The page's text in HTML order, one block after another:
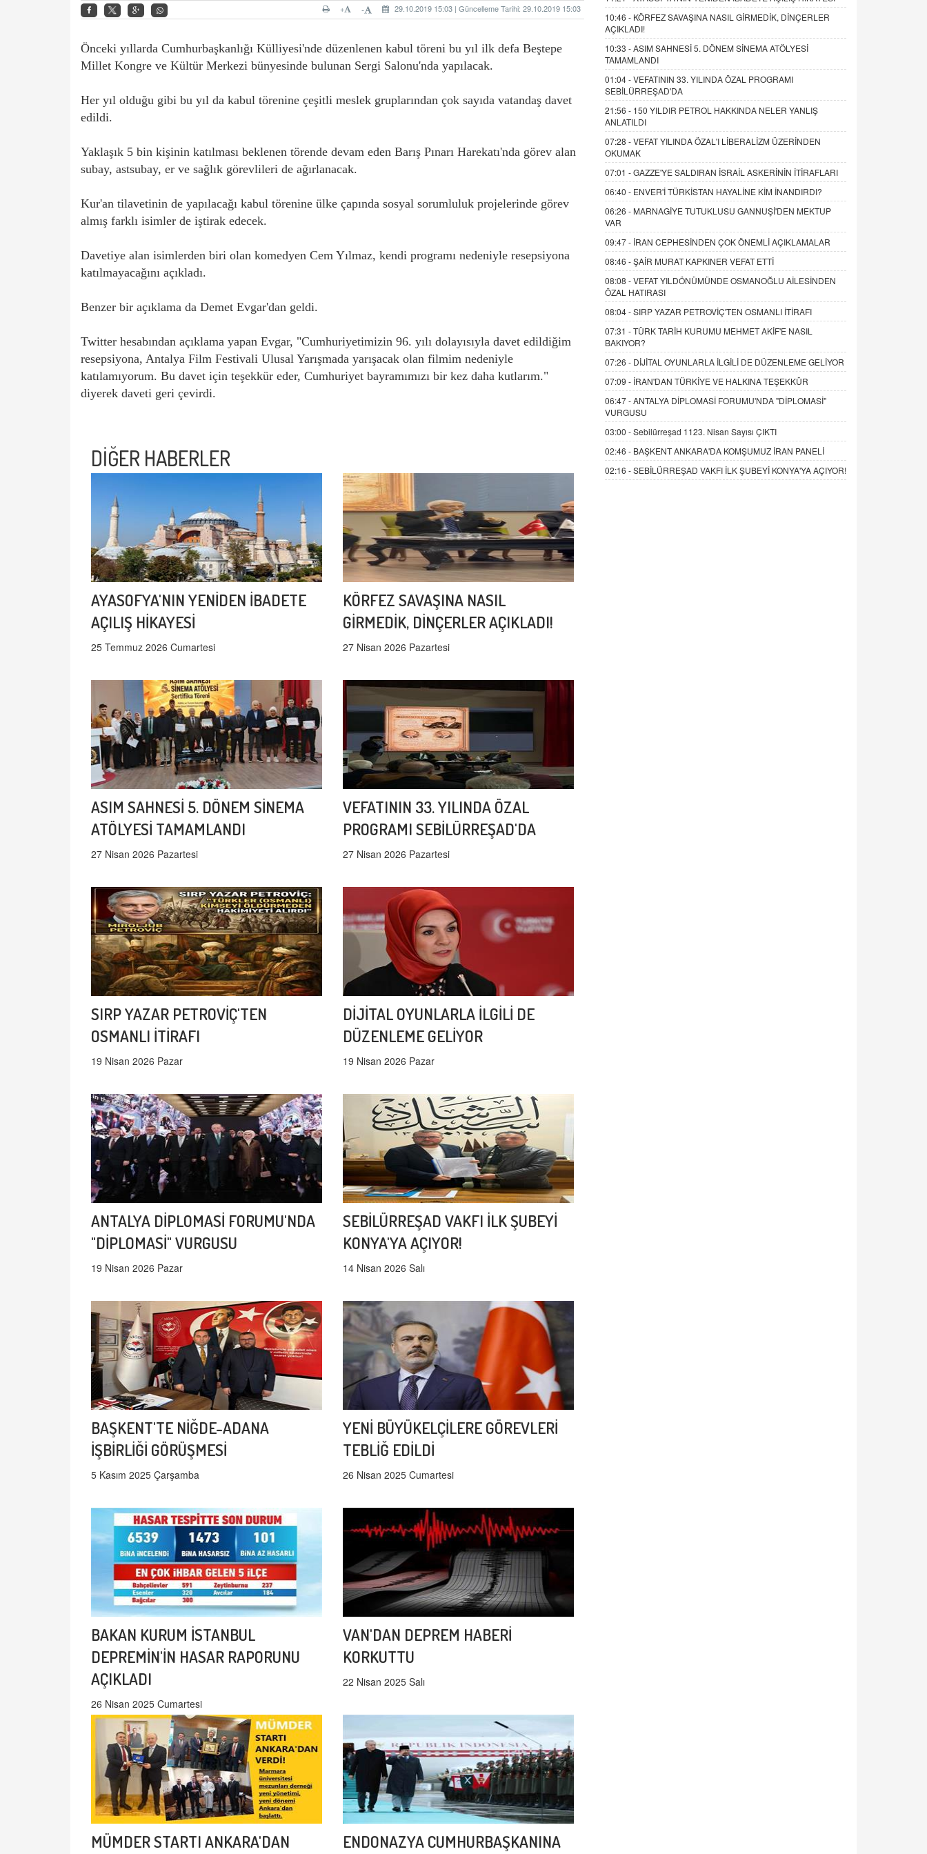
29.10.2019 15:03 | Güncelleme Tarihi: 29.10.2019 15:03
-
+
Önceki yıllarda Cumhurbaşkanlığı Külliyesi'nde düzenlenen kabul töreni bu yıl ilk defa Beştepe
Millet Kongre ve Kültür Merkezi bünyesinde bulunan Sergi Salonu'nda yapılacak.
Her yıl olduğu gibi bu yıl da kabul törenine çeşitli meslek gruplarından çok sayıda vatandaş davet
edildi.
Yaklaşık 5 bin kişinin katılması beklenen törende devam eden Barış Pınarı Harekatı'nda görev alan
subay, astsubay, er ve sağlık görevlileri de ağırlanacak.
Kur'an tilavetinin de yapılacağı kabul törenine ülke çapında sosyal sorumluluk projelerinde görev
almış farklı isimler de iştirak edecek.
Davetiye alan isimlerden biri olan komedyen Cem Yılmaz, kendi programı nedeniyle resepsiyona
katılmayacağını açıkladı.
Benzer bir açıklama da Demet Evgar'dan geldi.
Twitter hesabından açıklama yapan Evgar, "Cumhuriyetimizin 96. yılı dolayısıyla davet edildiğim
resepsiyona, Antalya Film Festivali Ulusal Yarışmada yarışacak olan filmim nedeniyle
katılamıyorum. Bu davet için teşekkür eder, Cumhuriyet bayramımızı bir kez daha kutlarım."
diyerek daveti geri çevirdi.
DİĞER HABERLER
AYASOFYA'NIN YENİDEN İBADETE
AÇILIŞ HİKAYESİ
25 Temmuz 2026 Cumartesi
KÖRFEZ SAVAŞINA NASIL
GİRMEDİK, DİNÇERLER AÇIKLADI!
27 Nisan 2026 Pazartesi
ASIM SAHNESİ 5. DÖNEM SİNEMA
ATÖLYESİ TAMAMLANDI
27 Nisan 2026 Pazartesi
VEFATININ 33. YILINDA ÖZAL
PROGRAMI SEBİLÜRREŞAD'DA
27 Nisan 2026 Pazartesi
SIRP YAZAR PETROVİÇ'TEN
OSMANLI İTİRAFI
19 Nisan 2026 Pazar
DİJİTAL OYUNLARLA İLGİLİ DE
DÜZENLEME GELİYOR
19 Nisan 2026 Pazar
ANTALYA DİPLOMASİ FORUMU'NDA
"DİPLOMASİ" VURGUSU
19 Nisan 2026 Pazar
SEBİLÜRREŞAD VAKFI İLK ŞUBEYİ
KONYA'YA AÇIYOR!
14 Nisan 2026 Salı
BAŞKENT'TE NİĞDE-ADANA
İŞBİRLİĞİ GÖRÜŞMESİ
5 Kasım 2025 Çarşamba
YENİ BÜYÜKELÇİLERE GÖREVLERİ
TEBLİĞ EDİLDİ
26 Nisan 2025 Cumartesi
BAKAN KURUM İSTANBUL
DEPREMİN'İN HASAR RAPORUNU
AÇIKLADI
26 Nisan 2025 Cumartesi
VAN'DAN DEPREM HABERİ
KORKUTTU
22 Nisan 2025 Salı
MÜMDER STARTI ANKARA'DAN
ENDONAZYA CUMHURBAŞKANINA
10:46 - KÖRFEZ SAVAŞINA NASIL GİRMEDİK, DİNÇERLER
AÇIKLADI!
10:33 -ASIM SAHNESİ 5. DÖNEM SİNEMA ATÖLYESİ
TAMAMLANDI
01:04 -VEFATININ 33. YILINDA ÖZAL PROGRAMI
SEBİLÜRREŞAD'DA
21:56 - 150 YILDIR PETROL HAKKINDA NELER YANLIŞ
ANLATILDI
07:28 -VEFAT YILINDA ÖZAL'I LİBERALİZM ÜZERİNDEN
OKUMAK
07:01 -GAZZE'YE SALDIRAN İSRAİL ASKERİNİN İTİRAFLARI
06:40 - ENVER'İ TÜRKİSTAN HAYALİNE KİM İNANDIRDI?
06:26 - MARNAGİYE TUTUKLUSU GANNUŞİ'DEN MEKTUP
VAR
09:47 - İRAN CEPHESİNDEN ÇOK ÖNEMLİ AÇIKLAMALAR
08:46 -ŞAİR MURAT KAPKINER VEFAT ETTİ
08:08 -VEFAT YILDÖNÜMÜNDE OSMANOĞLU AİLESİNDEN
ÖZAL HATIRASI
08:04 -SIRP YAZAR PETROVİÇ'TEN OSMANLI İTİRAFI
07:31 -TÜRK TARİH KURUMU MEHMET AKİF'E NASIL
BAKIYOR?
07:26 - DİJİTAL OYUNLARLA İLGİLİ DE DÜZENLEME GELİYOR
07:09 - İRAN'DAN TÜRKİYE VE HALKINA TEŞEKKÜR
06:47 -ANTALYA DİPLOMASİ FORUMU'NDA "DİPLOMASİ"
VURGUSU
03:00 -Sebilürreşad 1123. Nisan Sayısı ÇIKTI
02:46 - BAŞKENT ANKARA'DA KOMŞUMUZ İRAN PANELİ
02:16 -SEBİLÜRREŞAD VAKFI İLK ŞUBEYİ KONYA'YA AÇIYOR!